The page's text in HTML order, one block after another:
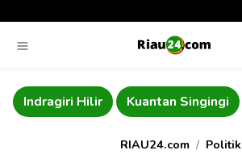
Indragiri Hilir Kuantan Singingi
RIAU24.com Politik